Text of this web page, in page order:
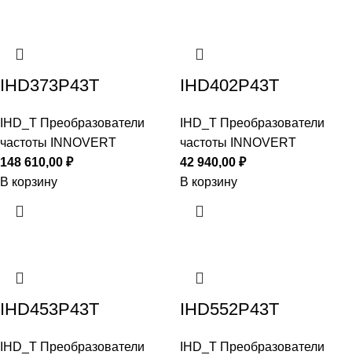
IHD373P43T
IHD_T Преобразователи
частоты INNOVERT
148 610,00 ₽
В корзину
IHD402P43T
IHD_T Преобразователи
частоты INNOVERT
42 940,00 ₽
В корзину
IHD453P43T
IHD_T Преобразователи
IHD552P43T
IHD_T Преобразователи